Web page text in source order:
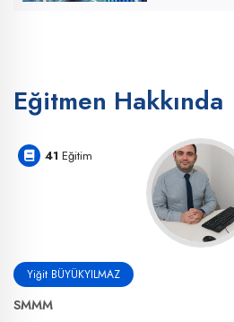
Eğitmen Hakkında
Yiğit BÜYÜKYILMAZ
SMMM
41 Eğitim